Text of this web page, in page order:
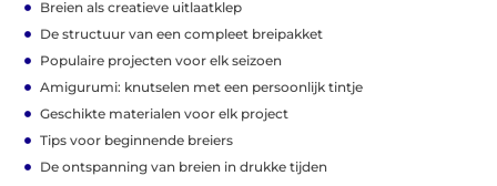
Breien als creatieve uitlaatklep
De structuur van een compleet breipakket
Populaire projecten voor elk seizoen
Amigurumi: knutselen met een persoonlijk tintje
Geschikte materialen voor elk project
Tips voor beginnende breiers
De ontspanning van breien in drukke tijden